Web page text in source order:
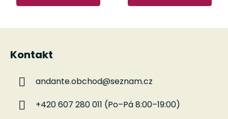
Z
Kontakt
andante.obchod@seznam.cz
+420 607 280 011 (Po–Pá 8:00–19:00)